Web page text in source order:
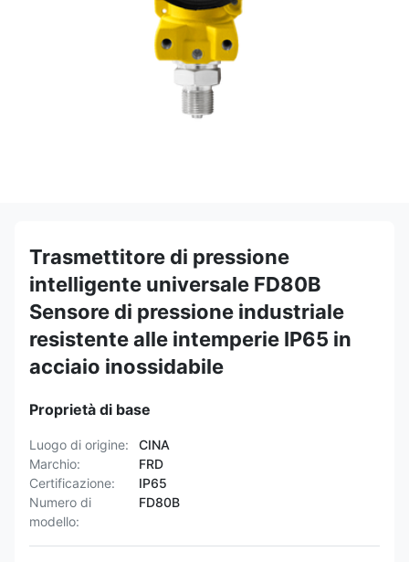
Trasmettitore di pressione
intelligente universale FD80B
Sensore di pressione industriale
resistente alle intemperie IP65 in
acciaio inossidabile
Proprietà di base
Luogo di origine:
CINA
Marchio:
FRD
Certificazione:
IP65
Numero di
modello:
FD80B